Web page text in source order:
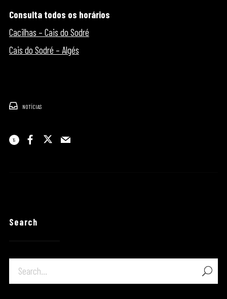
Consulta todos os horários
Cacilhas – Cais do Sodré
Cais do Sodré – Algés
NOTÍCIAS
19
Search